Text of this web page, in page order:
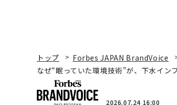
トップ Forbes JAPAN BrandVoice
なぜ“眠っていた環境技術”が、下水イ
2026.07.24 16:00